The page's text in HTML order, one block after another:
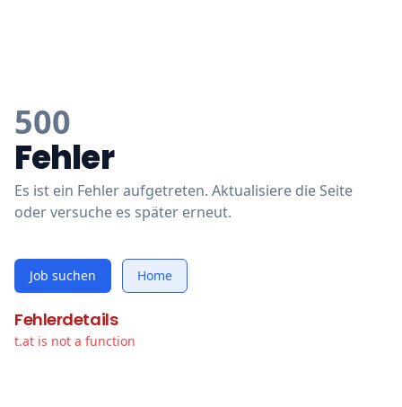
500
Fehler
Es ist ein Fehler aufgetreten. Aktualisiere die Seite
oder versuche es später erneut.
Job suchen Home
Fehlerdetails
t.at is not a function